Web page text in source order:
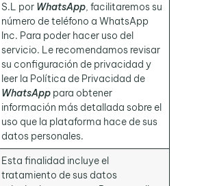
S.L por WhatsApp, facilitaremos su
número de teléfono a WhatsApp
Inc. Para poder hacer uso del
servicio. Le recomendamos revisar
su configuración de privacidad y
leer la Política de Privacidad de
WhatsApp para obtener
información más detallada sobre el
uso que la plataforma hace de sus
datos personales.
Esta finalidad incluye el
tratamiento de sus datos